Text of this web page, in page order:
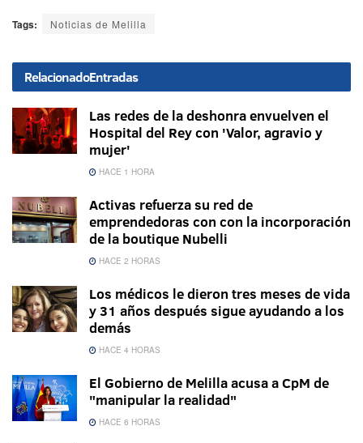
Tags: Noticias de Melilla
RelacionadoEntradas
Las redes de la deshonra envuelven el
Hospital del Rey con 'Valor, agravio y
mujer'
HACE 1 HORA
Activas refuerza su red de
emprendedoras con con la incorporación
de la boutique Nubelli
HACE 2 HORAS
Los médicos le dieron tres meses de vida
y 31 años después sigue ayudando a los
demás
HACE 4 HORAS
El Gobierno de Melilla acusa a CpM de
"manipular la realidad"
HACE 6 HORAS